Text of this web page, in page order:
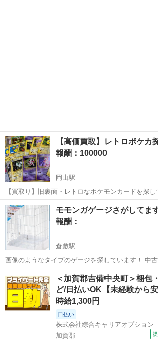
【高価買取】レトロポケカ
報酬：100000
岡山駅
【買取り】旧裏面・レトロなポケモンカードを探し
め売り歓迎】 概要 1990年代〜2000年代初頭の「旧
面が昔のデザインのもの）」を中心とした、初期の
買い取り・引き取りしています...
岡山 岡山市 岡山駅 買いたい/ください
モモンガゲージさがしてま
報酬：
倉敷駅
画像のようなタイプのゲージを探しています！ 中古OK 錆や破損の酷
いものは御遠慮ください。 2～5000円で考えています！ メッセージで
状態確認させていただきます。 条
倉敷駅 買いたい/ください
＜加賀郡吉備中央町＞梱包
ど/日払いOK【未経験から
時給1,300円
日払い
株式会社綜合キャリアオプション
加賀郡